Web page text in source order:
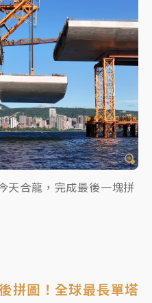
天合龍，完成最後一塊拼
拼圖！全球最長單塔